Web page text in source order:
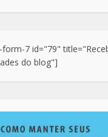
7 id="79"
do blog"]